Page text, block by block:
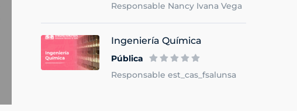
Responsable Nancy Ivana Vega
Ingeniería Química
Pública
Responsable est_cas_fsalunsa